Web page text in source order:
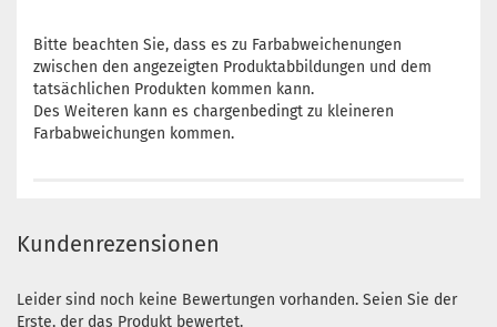
Bitte beachten Sie, dass es zu Farbabweichenungen
zwischen den angezeigten Produktabbildungen und dem
tatsächlichen Produkten kommen kann.
Des Weiteren kann es chargenbedingt zu kleineren
Farbabweichungen kommen.
Kundenrezensionen
Leider sind noch keine Bewertungen vorhanden. Seien Sie der
Erste, der das Produkt bewertet.